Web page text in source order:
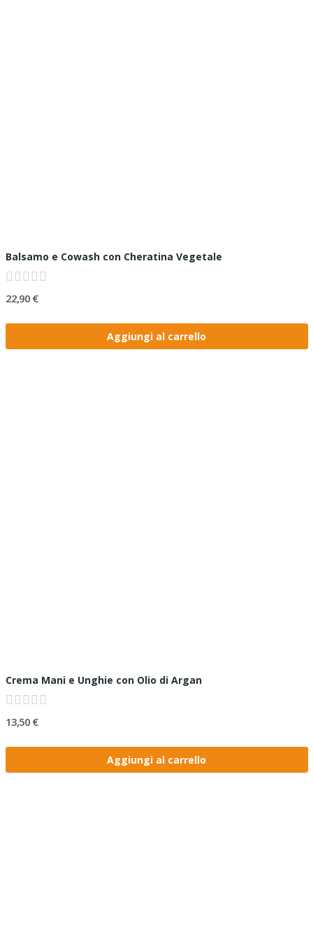
Balsamo e Cowash con Cheratina Vegetale
22,90 €
Aggiungi al carrello
Crema Mani e Unghie con Olio di Argan
13,50 €
Aggiungi al carrello